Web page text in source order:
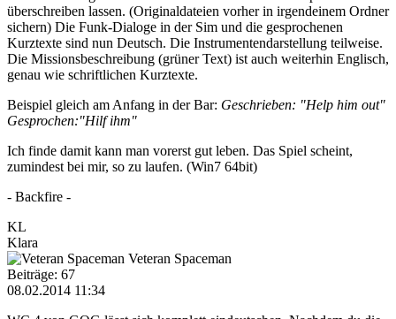
überschreiben lassen. (Originaldateien vorher in irgendeinem Ordner
sichern) Die Funk-Dialoge in der Sim und die gesprochenen
Kurztexte sind nun Deutsch. Die Instrumentendarstellung teilweise.
Die Missionsbeschreibung (grüner Text) ist auch weiterhin Englisch,
genau wie schriftlichen Kurztexte.
Beispiel gleich am Anfang in der Bar: Geschrieben: "Help him out"
Gesprochen:"Hilf ihm"
Ich finde damit kann man vorerst gut leben. Das Spiel scheint,
zumindest bei mir, so zu laufen. (Win7 64bit)
- Backfire -
KL
Klara
Veteran Spaceman
Beiträge: 67
08.02.2014 11:34